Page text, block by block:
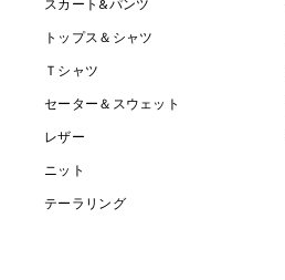
スカート&パンツ
トップス＆シャツ
Ｔシャツ
セーター＆スウェット
レザー
ニット
テーラリング